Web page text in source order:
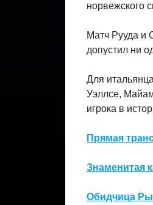
норвежского
Матч Рууда и
допустил ни
Для
Уэллсе,
игрока в
Прямая
Знаменитая
Обидчица